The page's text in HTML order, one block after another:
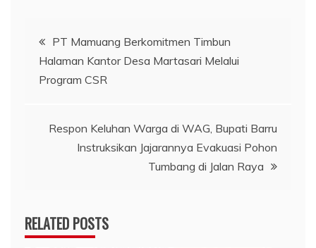
Navigasi
pos
PT Mamuang Berkomitmen Timbun
Halaman Kantor Desa Martasari Melalui
Program CSR
Respon Keluhan Warga di WAG, Bupati Barru
Instruksikan Jajarannya Evakuasi Pohon
Tumbang di Jalan Raya
RELATED POSTS